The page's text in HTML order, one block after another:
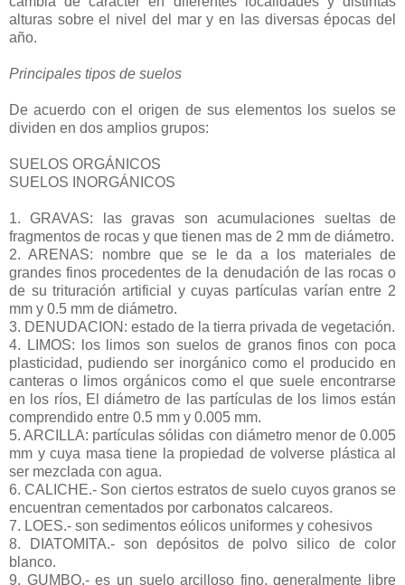
alturas sobre el nivel del mar y en las diversas épocas del
año.
Principales tipos de suelos
De acuerdo con el origen de sus elementos los suelos se
dividen en dos amplios grupos:
SUELOS ORGÁNICOS
SUELOS INORGÁNICOS
1. GRAVAS: las gravas son acumulaciones sueltas de
fragmentos de rocas y que tienen mas de 2 mm de diámetro.
2. ARENAS: nombre que se le da a los materiales de
grandes finos procedentes de la denudación de las rocas o
de su trituración artificial y cuyas partículas varían entre 2
mm y 0.5 mm de diámetro.
3. DENUDACION: estado de la tierra privada de vegetación.
4. LIMOS: los limos son suelos de granos finos con poca
plasticidad, pudiendo ser inorgánico como el producido en
canteras o limos orgánicos como el que suele encontrarse
en los ríos, El diámetro de las partículas de los limos están
comprendido entre 0.5 mm y 0.005 mm.
5. ARCILLA: partículas sólidas con diámetro menor de 0.005
mm y cuya masa tiene la propiedad de volverse plástica al
ser mezclada con agua.
6. CALICHE.- Son ciertos estratos de suelo cuyos granos se
encuentran cementados por carbonatos calcareos.
7. LOES.- son sedimentos eólicos uniformes y cohesivos
8. DIATOMITA.- son depósitos de polvo silico de color
blanco.
9. GUMBO.- es un suelo arcilloso fino, generalmente libre